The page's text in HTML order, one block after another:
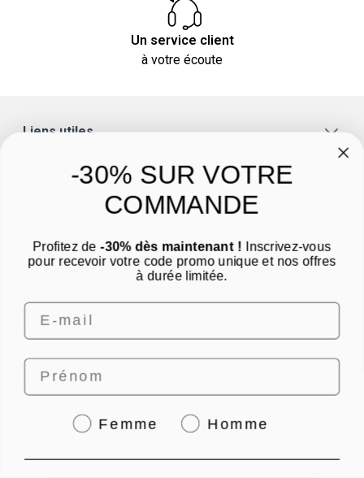
Un service client
à votre écoute
Liens utiles
Nous contacter par email
-30% SUR VOTRE
COMMANDE
Profitez de -30% dès maintenant ! Inscrivez-vous
pour recevoir votre code promo unique et nos offres
à durée limitée.
Email
Prénom
GenreFemme Homme